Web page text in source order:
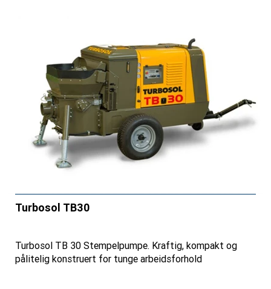
Turbosol TB30
Turbosol TB 30 Stempelpumpe. Kraftig, kompakt og
pålitelig konstruert for tunge arbeidsforhold